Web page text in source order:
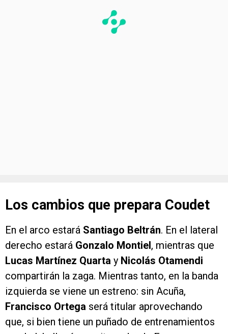
Los cambios que prepara Coudet
En el arco estará Santiago Beltrán. En el lateral
derecho estará Gonzalo Montiel, mientras que
Lucas Martínez Quarta y Nicolás Otamendi
compartirán la zaga. Mientras tanto, en la banda
izquierda se viene un estreno: sin Acuña,
Francisco Ortega será titular aprovechando
que, si bien tiene un puñado de entrenamientos